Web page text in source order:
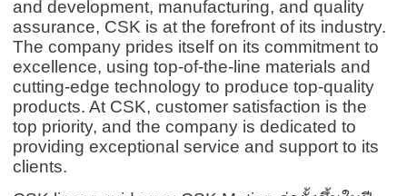
and development, manufacturing, and quality
assurance, CSK is at the forefront of its industry.
The company prides itself on its commitment to
excellence, using top-of-the-line materials and
cutting-edge technology to produce top-quality
products. At CSK, customer satisfaction is the
top priority, and the company is dedicated to
providing exceptional service and support to its
clients.